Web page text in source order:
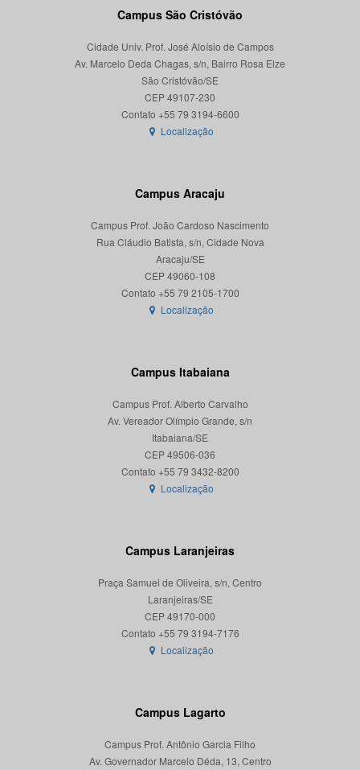
Campus São Cristóvão
Cidade Univ. Prof. José Aloísio de Campos
Av. Marcelo Deda Chagas, s/n, Bairro Rosa Elze
São Cristóvão/SE
CEP 49107-230
Localização
Campus Aracaju
Campus Prof. João Cardoso Nascimento
Rua Cláudio Batista, s/n, Cidade Nova
Aracaju/SE
CEP 49060-108
Localização
Campus Itabaiana
Campus Prof. Alberto Carvalho
Av. Vereador Olímpio Grande, s/n
Itabaiana/SE
CEP 49506-036
Localização
Campus Laranjeiras
Praça Samuel de Oliveira, s/n, Centro
Laranjeiras/SE
CEP 49170-000
Localização
Campus Lagarto
Campus Prof. Antônio Garcia Filho
Av. Governador Marcelo Déda, 13, Centro